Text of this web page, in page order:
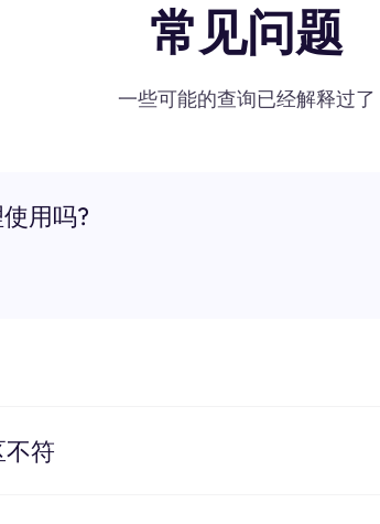
常见问题
一些可能的查询已经解释过了
用吗?
符